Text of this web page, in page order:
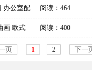
办公室配
客户订
阅读：464
画 欧式
图
阅读：400
页 1 2 下一